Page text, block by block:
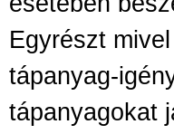
Egyrészt
tápanyag-
tápanyagokat